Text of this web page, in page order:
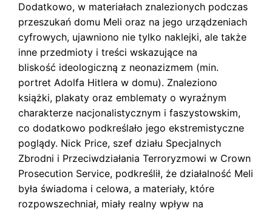
Dodatkowo, w materiałach znalezionych podczas
przeszukań domu Meli oraz na jego urządzeniach
cyfrowych, ujawniono nie tylko naklejki, ale także
inne przedmioty i treści wskazujące na
bliskość ideologiczną z neonazizmem (min.
portret Adolfa Hitlera w domu). Znaleziono
książki, plakaty oraz emblematy o wyraźnym
charakterze nacjonalistycznym i faszystowskim,
co dodatkowo podkreślało jego ekstremistyczne
poglądy. Nick Price, szef działu Specjalnych
Zbrodni i Przeciwdziałania Terroryzmowi w Crown
Prosecution Service, podkreślił, że działalność Meli
była świadoma i celowa, a materiały, które
rozpowszechniał, miały realny wpływ na